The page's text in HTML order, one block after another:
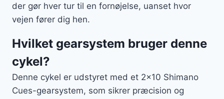
der gør hver tur til en fornøjelse, uanset hvor
vejen fører dig hen.
Hvilket gearsystem bruger denne
cykel?
Denne cykel er udstyret med et 2×10 Shimano
Cues-gearsystem, som sikrer præcision og